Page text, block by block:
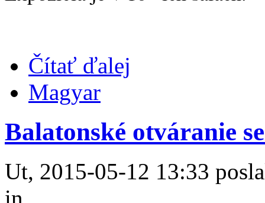
Čítať ďalej
Magyar
Balatonské otváranie
Ut, 2015-05-12 13:33
in